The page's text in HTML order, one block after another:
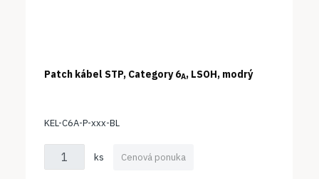
Patch kábel STP, Category 6A, LSOH, modrý
KEL-C6A-P-xxx-BL
ks Cenová ponuka